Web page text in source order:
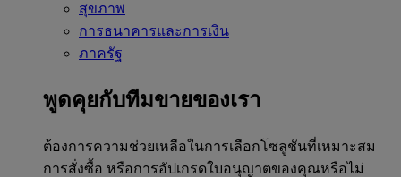
สุขภาพ
การธนาคารและการเงิน
ภาครัฐ
พูดคุยกับทีมขายของเรา
ต้องการความช่วยเหลือในการเลือกโซลูชันที่เหมาะสม
การสั่งซื้อ หรือการอัปเกรดใบอนุญาตของคุณหรือไม่